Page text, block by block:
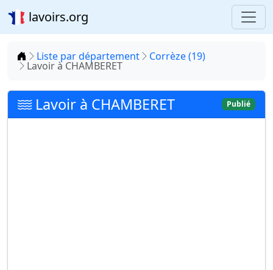
lavoirs.org
Accueil
Liste par département Corrèze (19)
Lavoir à CHAMBERET
Lavoir à CHAMBERET Publié